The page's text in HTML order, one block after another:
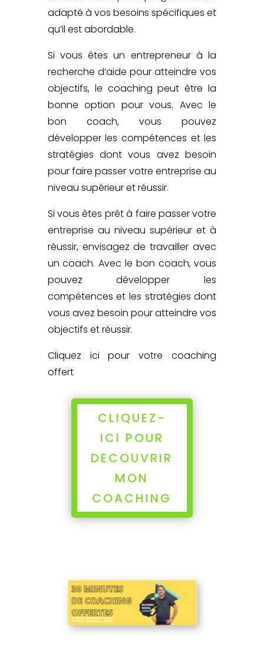
adapté à vos besoins spécifiques et
qu’il est abordable.
Si vous êtes un entrepreneur à la
recherche d’aide pour atteindre vos
objectifs, le coaching peut être la
bonne option pour vous. Avec le
bon coach, vous pouvez
développer les compétences et les
stratégies dont vous avez besoin
pour faire passer votre entreprise au
niveau supérieur et réussir.
Si vous êtes prêt à faire passer votre
entreprise au niveau supérieur et à
réussir, envisagez de travailler avec
un coach. Avec le bon coach, vous
pouvez développer les
compétences et les stratégies dont
vous avez besoin pour atteindre vos
objectifs et réussir.
Cliquez ici pour votre coaching
offert
CLIQUEZ-
ICI POUR
DECOUVRIR
MON
COACHING